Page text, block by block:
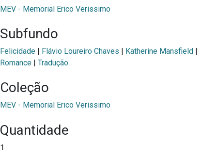
MEV - Memorial Erico Verissimo
Subfundo
Felicidade | Flávio Loureiro Chaves | Katherine Mansfield |
Romance | Tradução
Coleção
MEV - Memorial Erico Verissimo
Quantidade
1